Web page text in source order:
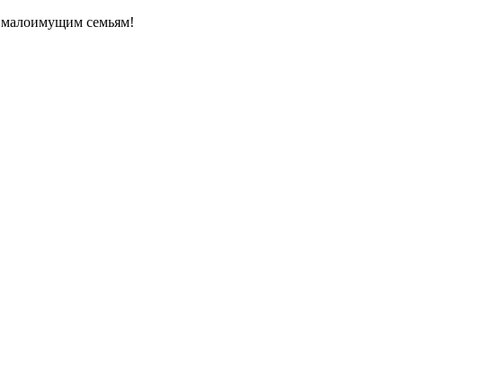
малоимущим семьям!